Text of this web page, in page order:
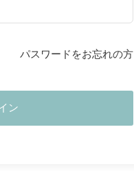
パスワードをお忘れの方
ン